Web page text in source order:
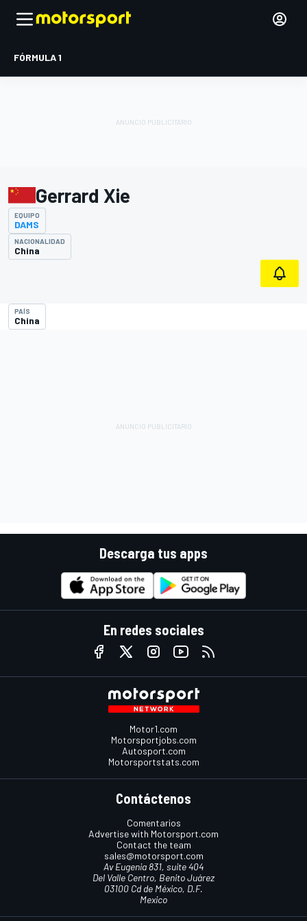
FÓRMULA 1
Gerrard Xie
EQUIPO
DAMS
NACIONALIDAD
China
PAÍS
China
Descarga tus apps
En redes sociales
Motor1.com
Motorsportjobs.com
Autosport.com
Motorsportstats.com
Contáctenos
Comentarios
Advertise with Motorsport.com
Contact the team
sales@motorsport.com
Av Eugenia 831, suite 404
Del Valle Centro, Benito Juárez
03100 Cd de México, D.F.
Mexico